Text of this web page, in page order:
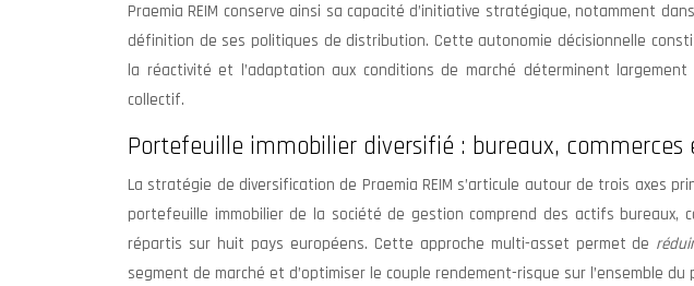
Praemia REIM conserve ainsi sa capacité d’initiative stratégique, notamment
définition de ses politiques de distribution. Cette autonomie décisionnelle
la réactivité et l’adaptation aux conditions de marché déterminent largement
collectif.
Portefeuille immobilier diversifié : bureaux,
La stratégie de diversification de Praemia REIM s’articule autour de trois axes
portefeuille immobilier de la société de gestion comprend des actifs bureaux,
répartis sur huit pays européens. Cette approche multi-asset permet de
segment de marché et d’optimiser le couple rendement-risque sur l’ensemble du